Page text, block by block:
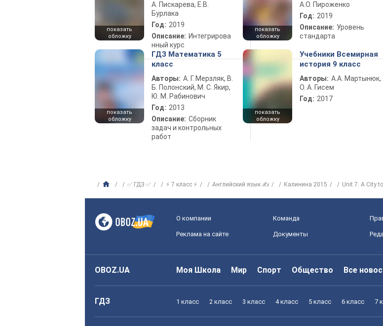
показать
обложку
А. Пискарева, Е.В.
Бурлака
Год: 2019
Описание: Интегрирова
нный курс
показать
обложку
А.О. Пироженко
Год: 2019
Описание: Уровень
стандарта
показать
обложку
ГДЗ Математика 5
класс
Авторы: А. Г. Мерзляк, В.
Б. Полонский, М. С. Якир,
Ю. М. Рабинович
Год: 2013
Описание: Сборник
задач и контрольных
работ
показать
обложку
Учебники Всемирная
история 9 класс
Авторы: А.А. Мартынюк,
О. А. Гисем
Год: 2017
✅ ГДЗ ✅ ⚡ 7 класс ⚡ Английский язык ✍ Калинина 2015 Unit 7. A City
О компании Команда
Реклама на сайте Документы
OBOZ.UA Моя Школа Мир Спорт Общество Все
ГДЗ 1 класс 2 класс 3 класс 4 класс 5 класс 6 класс 7